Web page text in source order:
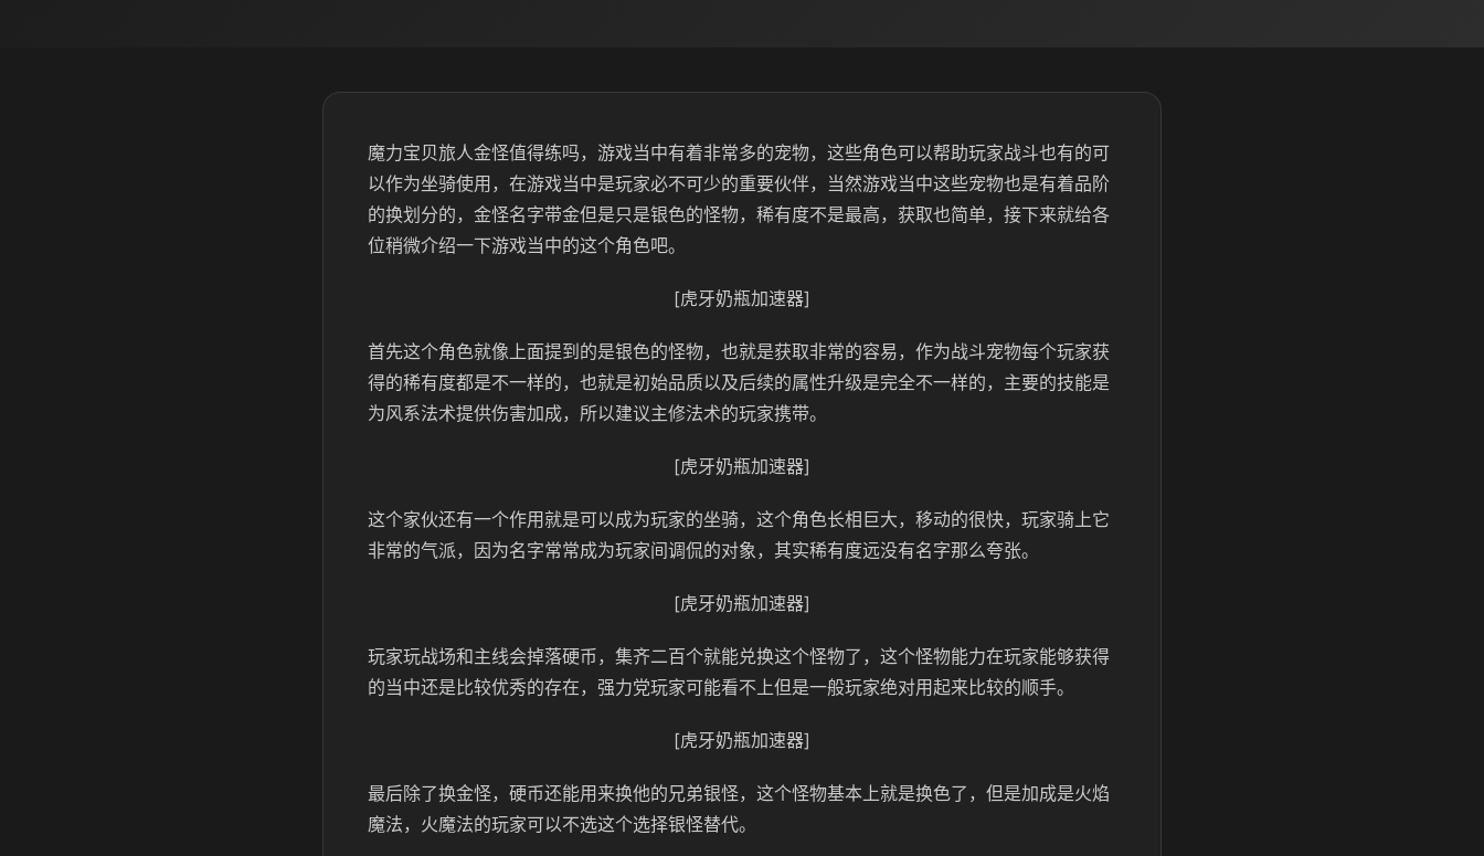
魔力宝贝旅人金怪值得练吗，游戏当中有着非常多的宠物，这些角色可以帮助玩家战斗也有的可
以作为坐骑使用，在游戏当中是玩家必不可少的重要伙伴，当然游戏当中这些宠物也是有着品阶
的换划分的，金怪名字带金但是只是银色的怪物，稀有度不是最高，获取也简单，接下来就给各
位稍微介绍一下游戏当中的这个角色吧。
[虎牙奶瓶加速器]
首先这个角色就像上面提到的是银色的怪物，也就是获取非常的容易，作为战斗宠物每个玩家获
得的稀有度都是不一样的，也就是初始品质以及后续的属性升级是完全不一样的，主要的技能是
为风系法术提供伤害加成，所以建议主修法术的玩家携带。
[虎牙奶瓶加速器]
这个家伙还有一个作用就是可以成为玩家的坐骑，这个角色长相巨大，移动的很快，玩家骑上它
非常的气派，因为名字常常成为玩家间调侃的对象，其实稀有度远没有名字那么夸张。
[虎牙奶瓶加速器]
玩家玩战场和主线会掉落硬币，集齐二百个就能兑换这个怪物了，这个怪物能力在玩家能够获得
的当中还是比较优秀的存在，强力党玩家可能看不上但是一般玩家绝对用起来比较的顺手。
[虎牙奶瓶加速器]
最后除了换金怪，硬币还能用来换他的兄弟银怪，这个怪物基本上就是换色了，但是加成是火焰
魔法，火魔法的玩家可以不选这个选择银怪替代。